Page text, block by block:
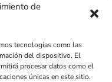
de
tecnologías como las
del dispositivo. El
procesar datos como el
únicas en este sitio.
de marketing